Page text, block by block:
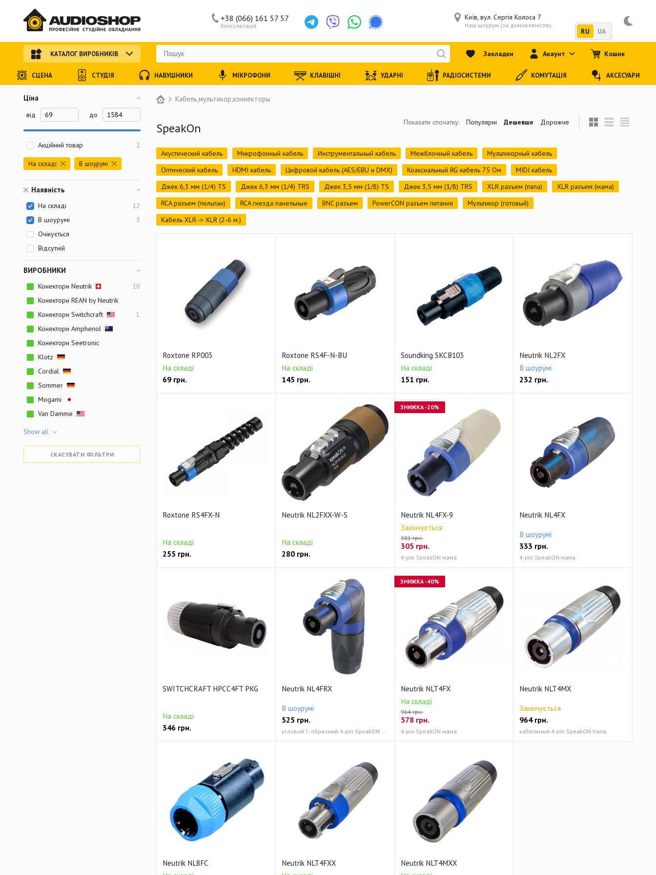
Кабель,мультикор,коннекторы
SpeakOn
Акустический кабель Микрофонный кабель Инструментальный кабель Межблочный кабель
Мультикорный кабель
Оптический кабель
HDMI кабель Цифровой кабель (AES/EBU и DMX) Коаксиальный RG кабель 75 Ом
MIDI кабель
Джек 6,3 мм (1/4) TS
Джек 6,3 мм (1/4) TRS Джек 3,5 мм (1/8) TS Джек 3,5 мм (1/8) TRS XLR разъем (папа)
XLR разъем (мама)
RCA разъем (тюльпан)
RCA гнезда панельные BNC разъем PowerCON разъем питания
Мультикор (готовый)
Кабель XLR -> XLR (2-6 м.)
Roxtone RP003
На складі
69 грн.
Roxtone RS4F-N-BU
На складі
145 грн.
Soundking SKCB103
На складі
151 грн.
Neutrik NL2FX
В шоурумі
232 грн.
Roxtone RS4FX-N
На складі
255 грн.
Neutrik NL2FXX-W-S
На складі
280грн.
Neutrik NL4FX-9
Закінчується
381 грн.
305 грн.
4-pin SpeakON мама
ЗНИЖКА-20%
Neutrik NL4FX
В шоурумі
333 грн.
4-pin SpeakON мама
SWITCHCRAFT HPCC4FT PKG
На складі
346 грн.
Neutrik NL4FRX
В шоурумі
525 грн.
угловой Г- образный 4-pin SpeakON мама
Neutrik NLT4FX
На складі
964 грн.
578 грн.
4-pin SpeakON мама
ЗНИЖКА-40%
Neutrik NLT4MX
Закінчується
964грн.
кабельный 4-pin SpeakON папа
Neutrik NL8FC
Neutrik NLT4FXX
Neutrik NLT4MXX
Показати спочатку: Популярні Дешевше Дорожче
Ціна
від до
Акційний товар 2
На складі В шоурумі
Наявність
На складі 12
В шоурумі 3
Очікується
Відсутній
ВИРОБНИКИ
Конектори Neutrik 10
Конектори REAN by Neutrik
Конектори Switchcraft
1
Конектори Amphenol
Конектори Seetronic
Klotz
Cordial
Sommer
Mogami
Van Damme
Show all
СКАСУВАТИ ФІЛЬТРИ
Консультація
+38 (066) 161 57 57 Київ, вул. Сергія Колоса 7
Наш шоурум (за домовленістю)
RU UA
КАТАЛОГ ВИРОБНИКІВ Закладки Акаунт Кошик
СЦЕНА СТУДІЯ НАВУШНИКИ МІКРОФОНИ КЛАВІШНІ УДАРНІ РАДІОСИСТЕМИ КОМУТАЦІЯ АКСЕСУАРИ